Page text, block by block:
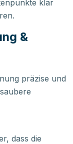
klar
&
präzise und
dass die